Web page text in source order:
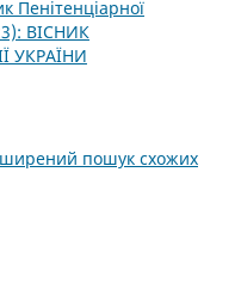
Пенітенціарної
ВІСНИК
УКРАЇНИ
пошук схожих